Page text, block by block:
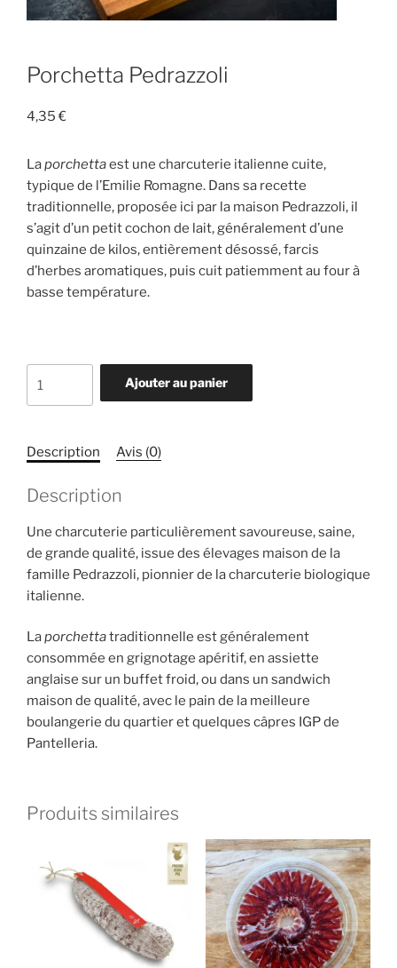
Porchetta Pedrazzoli
4,35€
Laporchettaest une charcuterie italienne cuite,
typique de l’Emilie Romagne. Dans sa recette
traditionnelle, proposée ici par la maison Pedrazzoli, il
s’agit d’un petit cochon de lait, généralement d’une
quinzaine de kilos, entièrement désossé, farcis
d’herbes aromatiques, puis cuit patiemment au four à
basse température.
de
Ajouter au panier
Description Avis (0)
Description
Une charcuterie particulièrement savoureuse, saine,
de grande qualité, issue des élevages maison de la
famille Pedrazzoli, pionnier de la charcuterie biologique
italienne.
Laporchettatraditionnelle est généralement
consommée en grignotage apéritif, en assiette
anglaise sur un buffet froid, ou dans un sandwich
maison de qualité, avec le pain de la meilleure
boulangerie du quartier et quelques câpres IGP de
Pantelleria.
Produits similaires